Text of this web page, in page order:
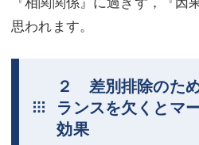
思われます。
２ 差別排除のた
ランスを欠くとマ
効果